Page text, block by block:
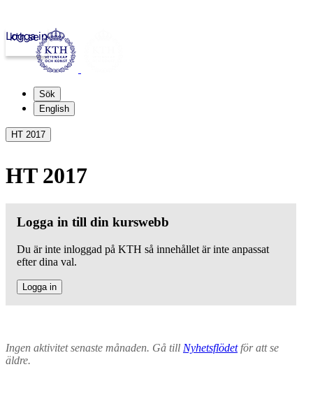
kth.se
Logga in
Sök
English
HT 2017
HT 2017
Logga in till din kurswebb
Du är inte inloggad på KTH så innehållet är inte anpassat
efter dina val.
Logga in
Ingen aktivitet senaste månaden. Gå till Nyhetsflödetför att se
äldre.